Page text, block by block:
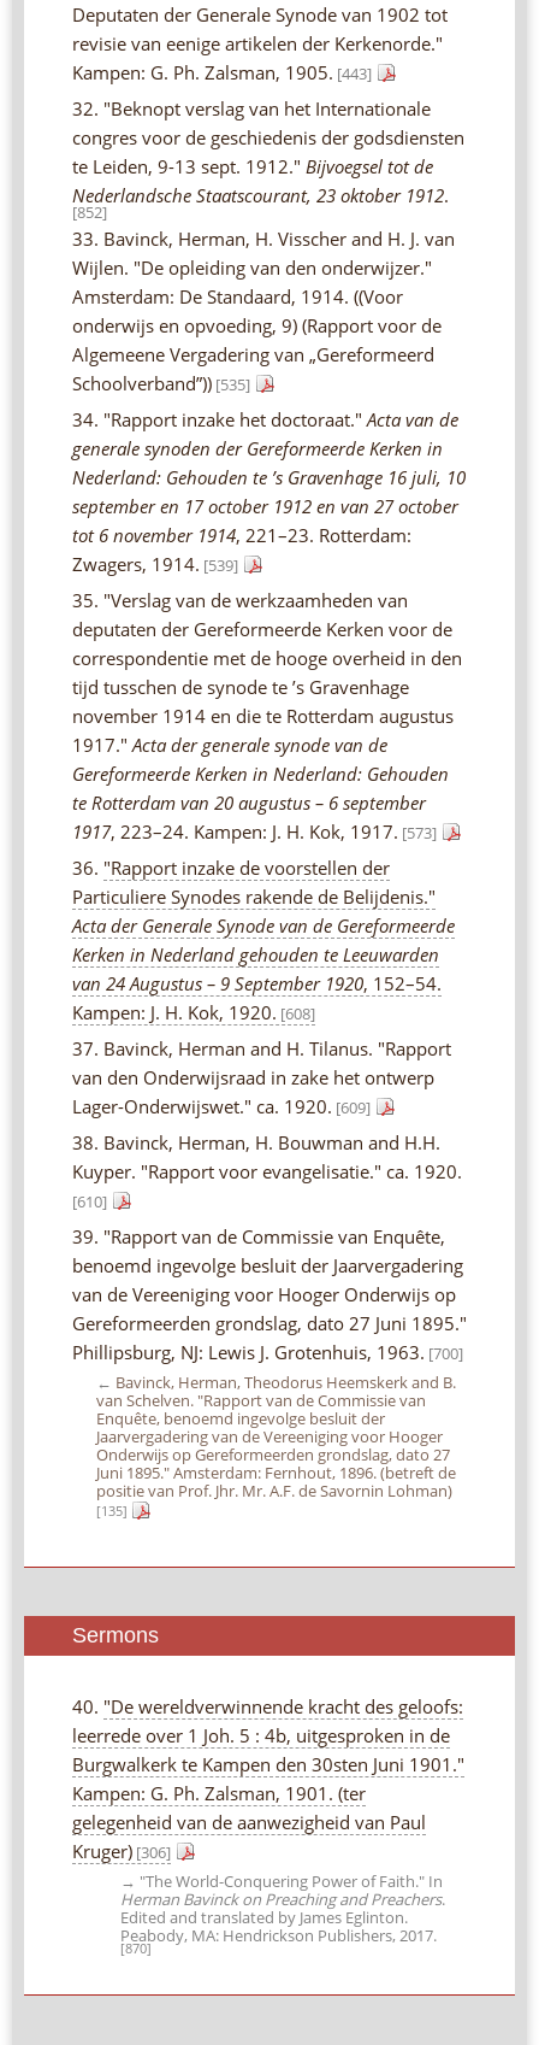
Deputaten der Generale Synode van 1902 tot
revisie van eenige artikelen der Kerkenorde."
Kampen: G. Ph. Zalsman, 1905. [443]
32. "Beknopt verslag van het Internationale
congres voor de geschiedenis der godsdiensten
te Leiden, 9-13 sept. 1912." Bijvoegsel tot de
Nederlandsche Staatscourant, 23 oktober 1912.
[852]
33. Bavinck, Herman, H. Visscher and H. J. van
Wijlen. "De opleiding van den onderwijzer."
Amsterdam: De Standaard, 1914. ((Voor
onderwijs en opvoeding, 9) (Rapport voor de
Algemeene Vergadering van „Gereformeerd
Schoolverband”)) [535]
34. "Rapport inzake het doctoraat." Acta van de
generale synoden der Gereformeerde Kerken in
Nederland: Gehouden te ’s Gravenhage 16 juli, 10
september en 17 october 1912 en van 27 october
tot 6 november 1914, 221–23. Rotterdam:
Zwagers, 1914. [539]
35. "Verslag van de werkzaamheden van
deputaten der Gereformeerde Kerken voor de
correspondentie met de hooge overheid in den
tijd tusschen de synode te ’s Gravenhage
november 1914 en die te Rotterdam augustus
1917." Acta der generale synode van de
Gereformeerde Kerken in Nederland: Gehouden
te Rotterdam van 20 augustus – 6 september
1917, 223–24. Kampen: J. H. Kok, 1917. [573]
36. "Rapport inzake de voorstellen der
Particuliere Synodes rakende de Belijdenis."
Acta der Generale Synode van de Gereformeerde
Kerken in Nederland gehouden te Leeuwarden
van 24 Augustus – 9 September 1920, 152–54.
Kampen: J. H. Kok, 1920. [608]
37. Bavinck, Herman and H. Tilanus. "Rapport
van den Onderwijsraad in zake het ontwerp
Lager-Onderwijswet." ca. 1920. [609]
38. Bavinck, Herman, H. Bouwman and H.H.
Kuyper. "Rapport voor evangelisatie." ca. 1920.
[610]
39. "Rapport van de Commissie van Enquête,
benoemd ingevolge besluit der Jaarvergadering
van de Vereeniging voor Hooger Onderwijs op
Gereformeerden grondslag, dato 27 Juni 1895."
Phillipsburg, NJ: Lewis J. Grotenhuis, 1963. [700]
← Bavinck, Herman, Theodorus Heemskerk and B.
van Schelven. "Rapport van de Commissie van
Enquête, benoemd ingevolge besluit der
Jaarvergadering van de Vereeniging voor Hooger
Onderwijs op Gereformeerden grondslag, dato 27
Juni 1895." Amsterdam: Fernhout, 1896. (betreft de
positie van Prof. Jhr. Mr. A.F. de Savornin Lohman)
[135]
Sermons
40. "De wereldverwinnende kracht des geloofs:
leerrede over 1 Joh. 5 : 4b, uitgesproken in de
Burgwalkerk te Kampen den 30sten Juni 1901."
Kampen: G. Ph. Zalsman, 1901. (ter
gelegenheid van de aanwezigheid van Paul
Kruger) [306]
→ "The World-Conquering Power of Faith." In
Herman Bavinck on Preaching and Preachers.
Edited and translated by James Eglinton.
Peabody, MA: Hendrickson Publishers, 2017.
[870]